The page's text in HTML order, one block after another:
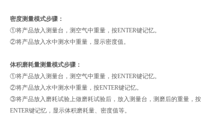
密度测量模式步骤：
①将产品放入测量台，测空气中重量，按ENTER键记忆。
②将产品放入水中测水中重量，显示密度值。
体积磨耗量测量模式步骤：
①将产品放入测量台，测空气中重量，按ENTER键记忆。
②将产品放入水中测水中重量，按ENTER键记忆。
③将产品放入磨耗试验上做磨耗试验后，放入测量台，测磨后的重量，按
ENTER键记忆，显示体积磨耗量、密度值等。